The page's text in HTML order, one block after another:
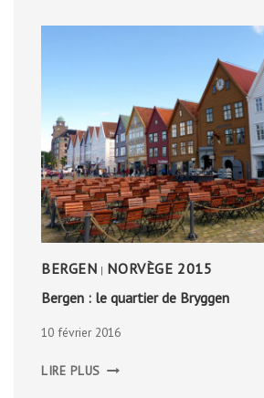
BERGEN | NORVÈGE 2015
Bergen : le quartier de Bryggen
10 février 2016
LIRE PLUS